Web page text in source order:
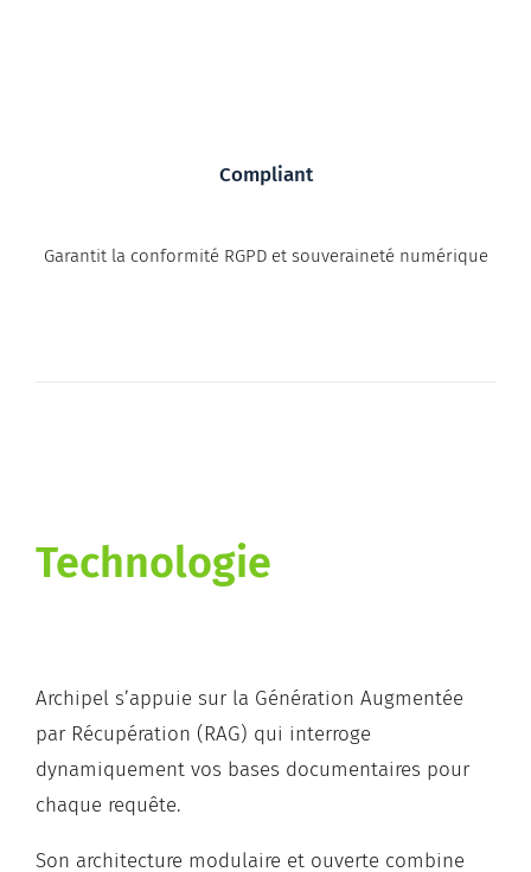
Compliant
Garantit la conformité RGPD et souveraineté numérique
Technologie
Archipel s’appuie sur la Génération Augmentée
par Récupération (RAG) qui interroge
dynamiquement vos bases documentaires pour
chaque requête.
Son architecture modulaire et ouverte combine